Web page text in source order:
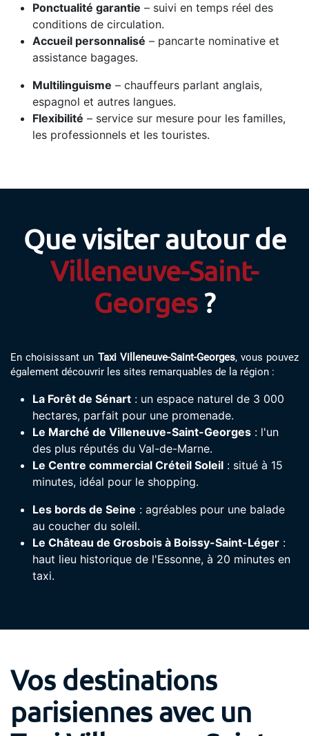
Ponctualité garantie – suivi en temps réel des
conditions de circulation.
Accueil personnalisé – pancarte nominative et
assistance bagages.
Multilinguisme – chauffeurs parlant anglais,
espagnol et autres langues.
Flexibilité – service sur mesure pour les familles,
les professionnels et les touristes.
Que visiter autour de
Villeneuve-Saint-
Georges?
En choisissant un Taxi Villeneuve-Saint-Georges, vous pouvez
également découvrir les sites remarquables de la région :
La Forêt de Sénart : un espace naturel de 3 000
hectares, parfait pour une promenade.
Le Marché de Villeneuve-Saint-Georges : l'un
des plus réputés du Val-de-Marne.
Le Centre commercial Créteil Soleil : situé à 15
minutes, idéal pour le shopping.
Les bords de Seine : agréables pour une balade
au coucher du soleil.
Le Château de Grosbois à Boissy-Saint-Léger :
haut lieu historique de l'Essonne, à 20 minutes en
taxi.
Vos destinations
parisiennes avec un